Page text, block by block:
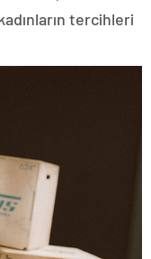
tercihleri